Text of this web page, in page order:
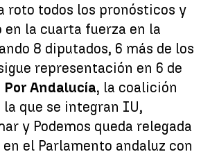
roto todos los pronósticos y
en la cuarta fuerza en la
8 diputados, 6 más de los
representación en 6 de
Por Andalucía, la coalición
la que se integran IU,
y Podemos queda relegada
el Parlamento andaluz con